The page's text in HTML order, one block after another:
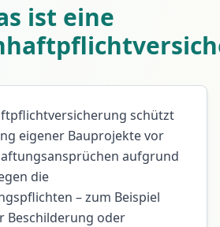
ist eine
schützt
eigener Bauprojekte vor
aufgrund
die
– zum Beispiel
Beschilderung oder